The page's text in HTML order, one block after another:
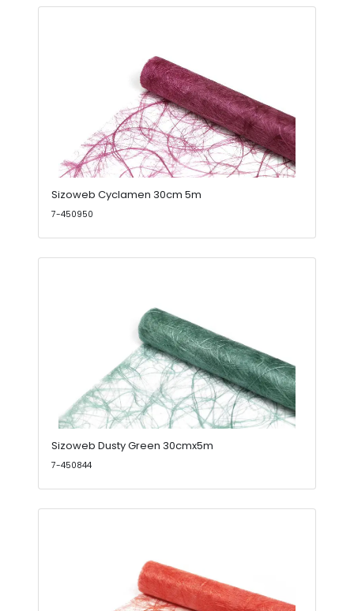
Sizoweb Cyclamen 30cm 5m
7-450950
Sizoweb Dusty Green 30cmx5m
7-450844